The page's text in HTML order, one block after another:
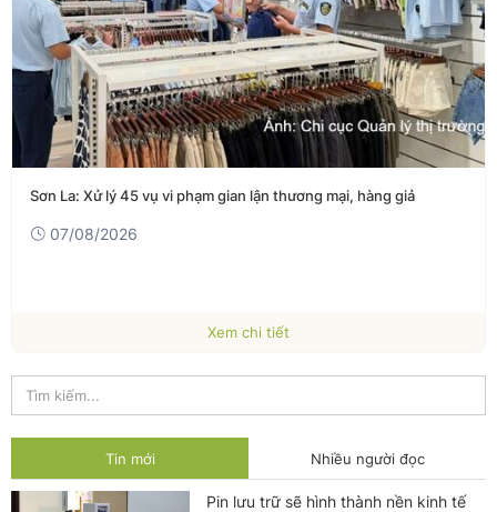
Sơn La: Xử lý 45 vụ vi phạm gian lận thương mại, hàng giả
07/08/2026
Xem chi tiết
Tin mới Nhiều người đọc
Pin lưu trữ sẽ hình thành nền kinh tế